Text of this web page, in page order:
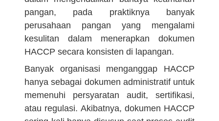
pangan, pada praktiknya banyak
perusahaan pangan yang mengalami
kesulitan dalam menerapkan dokumen
HACCP secara konsisten di lapangan.
Banyak organisasi menganggap HACCP
hanya sebagai dokumen administratif untuk
memenuhi persyaratan audit, sertifikasi,
atau regulasi. Akibatnya, dokumen HACCP